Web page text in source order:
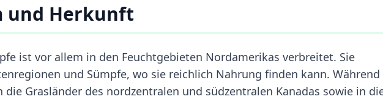
und Herkunft
ist vor allem in den Feuchtgebieten Nordamerikas verbreitet. Sie
und Sümpfe, wo sie reichlich Nahrung finden kann. Während
die Grasländer des nordzentralen und südzentralen Kanadas sowie in